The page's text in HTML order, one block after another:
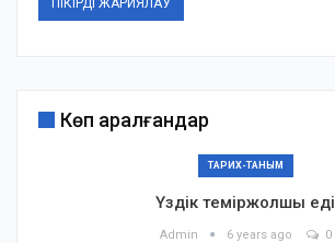
Көп қаралғандар
ТАРИХ-ТАНЫМ
Үздік теміржолшы еді
Admin 6 years ago 0